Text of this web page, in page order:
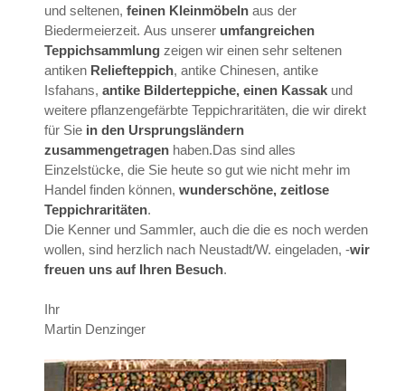
und seltenen, feinen Kleinmöbeln aus der
Biedermeierzeit. Aus unserer umfangreichen
Teppichsammlung zeigen wir einen sehr seltenen
antiken Reliefteppich, antike Chinesen, antike
Isfahans, antike Bilderteppiche, einen Kassak und
weitere pflanzengefärbte Teppichraritäten, die wir direkt
für Sie in den Ursprungsländern
zusammengetragen haben.Das sind alles
Einzelstücke, die Sie heute so gut wie nicht mehr im
Handel finden können, wunderschöne, zeitlose
Teppichraritäten.
Die Kenner und Sammler, auch die die es noch werden
wollen, sind herzlich nach Neustadt/W. eingeladen, -wir
freuen uns auf Ihren Besuch.
Ihr
Martin Denzinger